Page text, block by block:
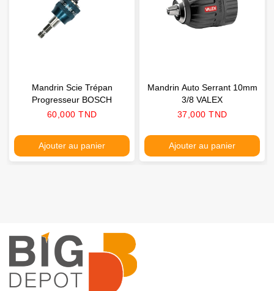
Mandrin Scie Trépan
Progresseur BOSCH
Prix
60,000 TND
Ajouter au panier
Mandrin Auto Serrant 10mm
3/8 VALEX
Prix
37,000 TND
Ajouter au panier